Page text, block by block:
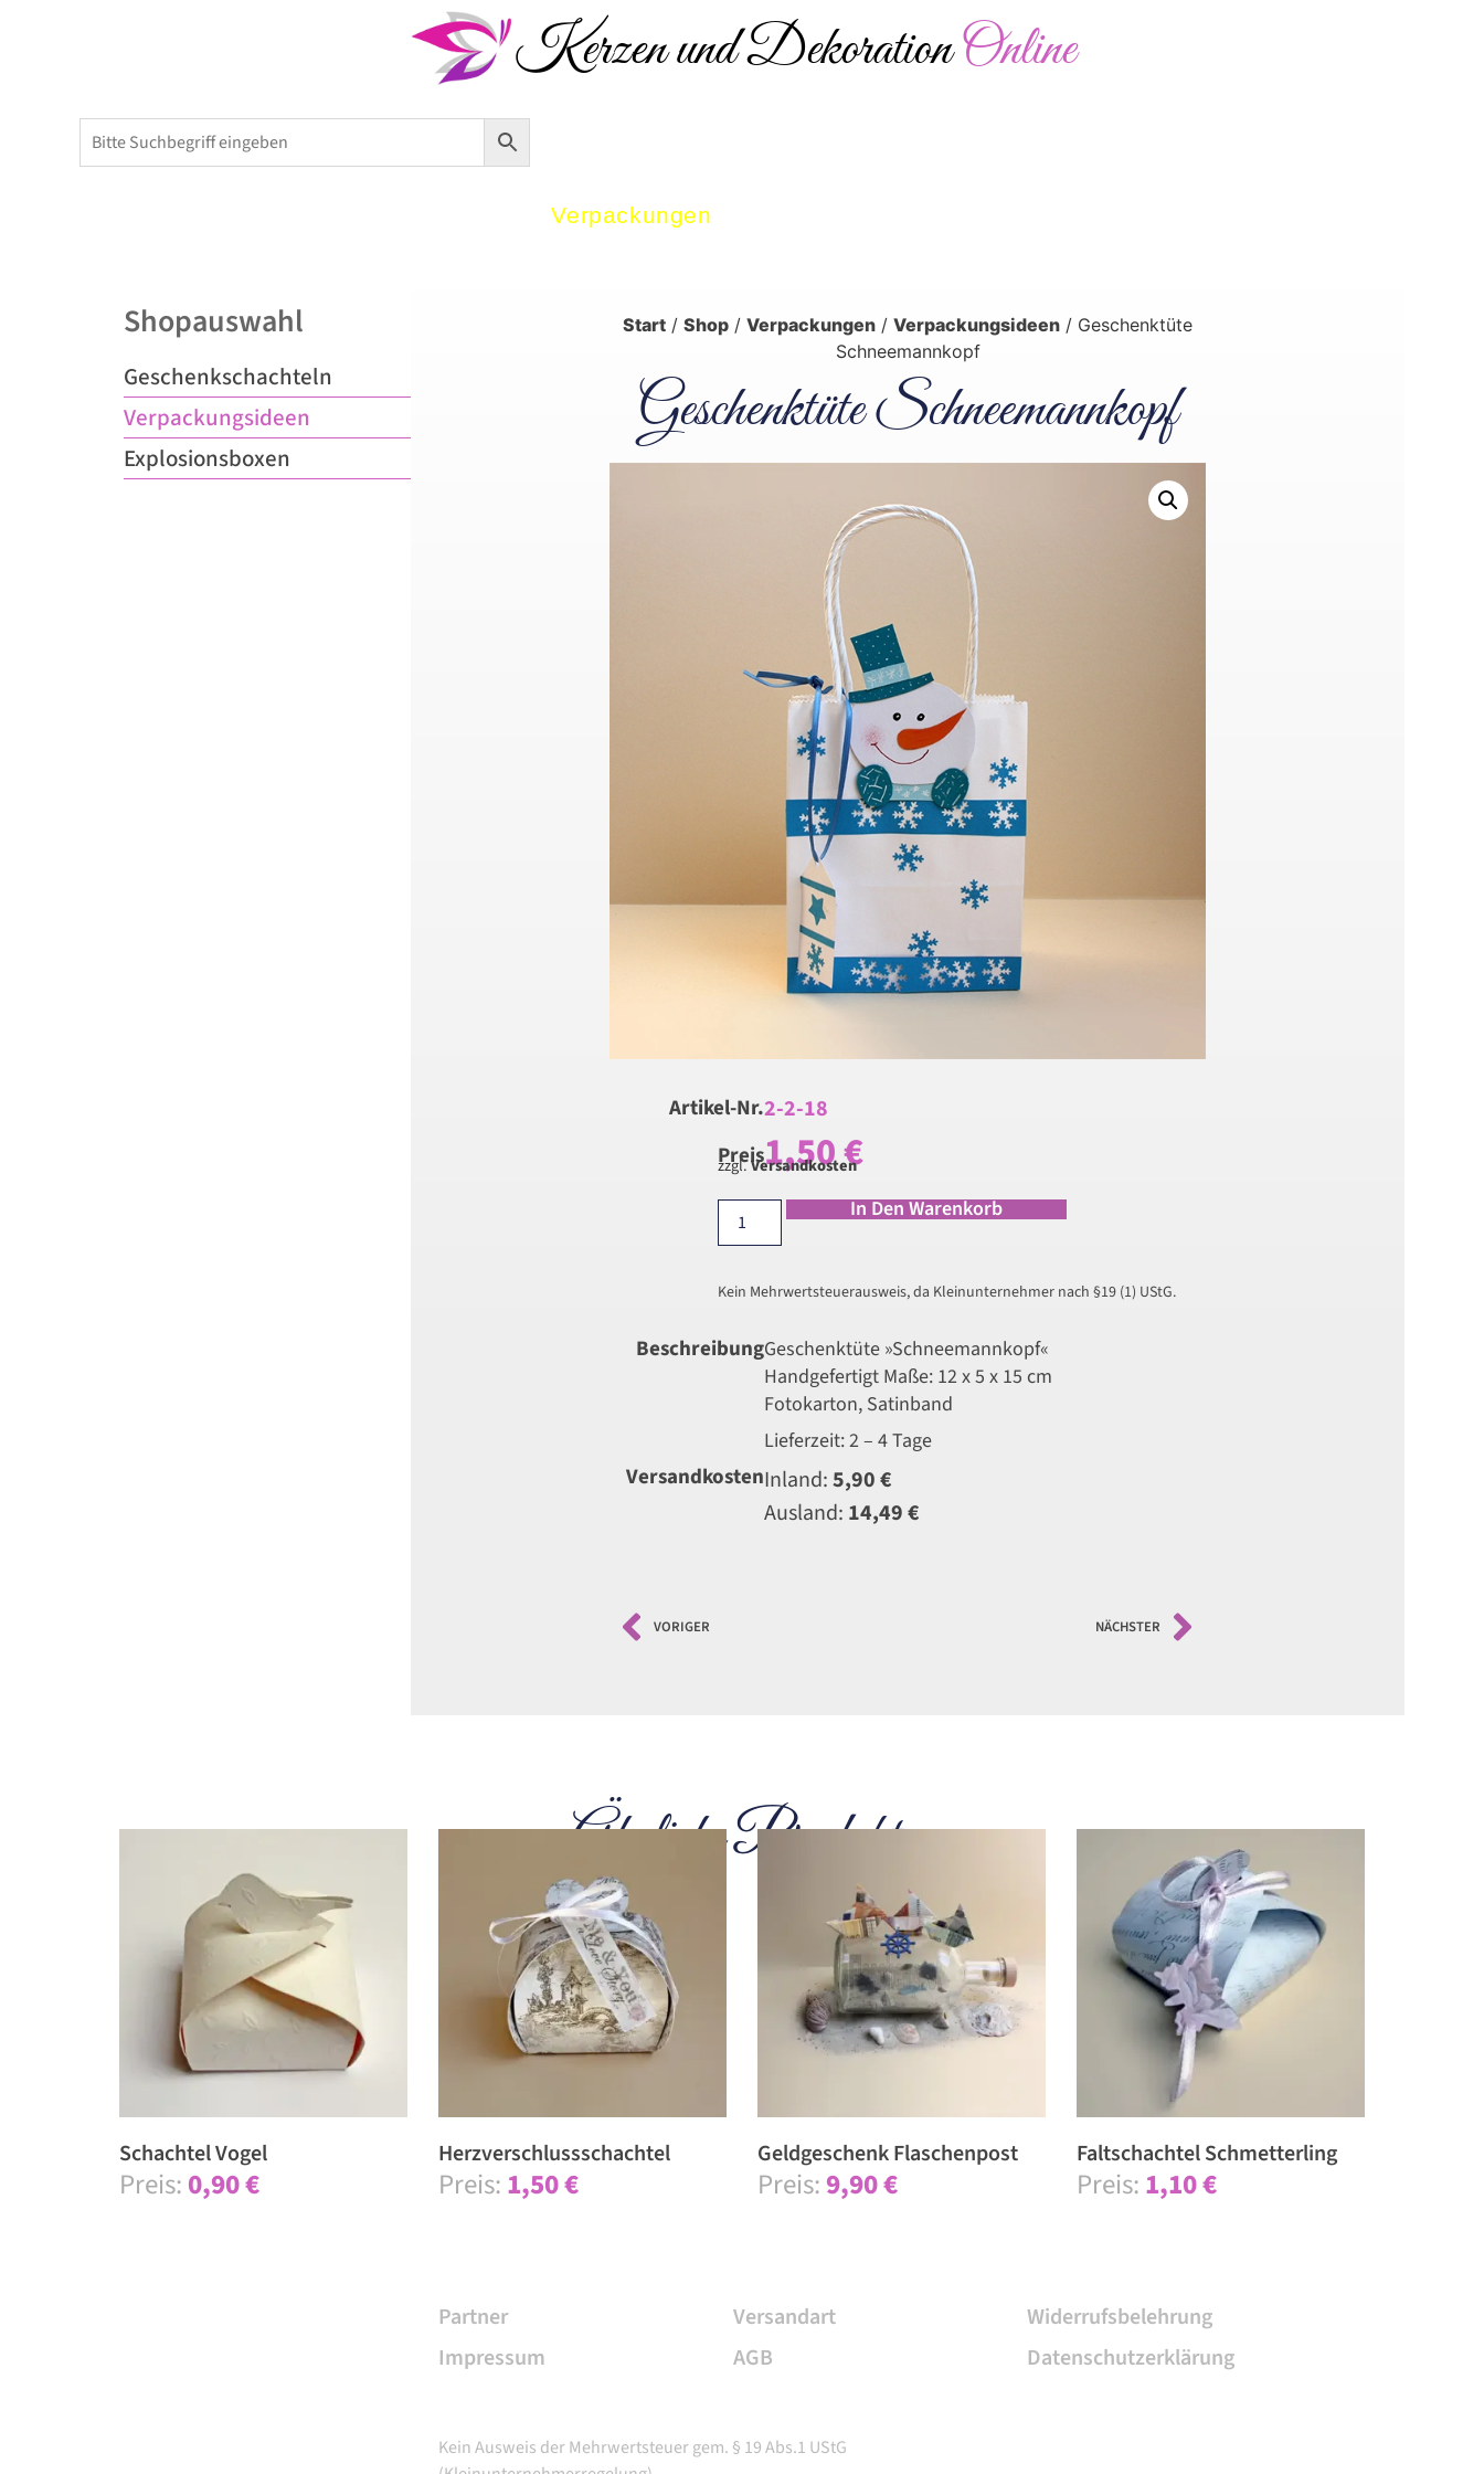
Kerzen und DekorationOnline
Verpackungen
Shopauswahl
Geschenkschachteln
Verpackungsideen
Explosionsboxen
Start / Shop / Verpackungen / Verpackungsideen / Geschenktüte
Schneemannkopf
Geschenktüte Schneemannkopf
Artikel-Nr.2-2-18
Preis1,50€
zzgl.Versandkosten
In Den Warenkorb
Kein Mehrwertsteuerausweis, da Kleinunternehmer nach §19 (1) UStG.
BeschreibungGeschenktüte »Schneemannkopf«
Handgefertigt Maße: 12 x 5 x 15 cm
Fotokarton, Satinband
Lieferzeit: 2 – 4 Tage
VersandkostenInland:5,90 €
Ausland: 14,49 €
VORIGER NÄCHSTER
Ähnliche Produkte
Schach­tel Vogel
0,90€
Herz­verschluss­schachtel
1,50€
Geldgeschenk Flaschenpost
9,90€
Falt­schachtel Schmetterling
1,10€
Partner
Impressum
Versandart
AGB
Widerrufsbelehrung
Datenschutzerklärung
Kein Ausweis der Mehrwertsteuer gem. § 19 Abs.1 UStG